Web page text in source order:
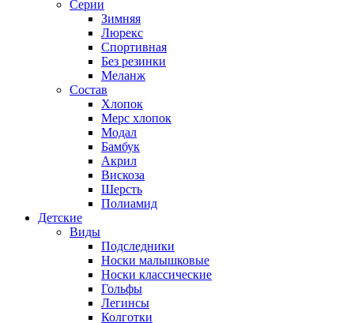
Серии
Зимняя
Люрекс
Спортивная
Без резинки
Меланж
Состав
Хлопок
Мерс хлопок
Модал
Бамбук
Акрил
Вискоза
Шерсть
Полиамид
Детские
Виды
Подследники
Носки малышковые
Носки классические
Гольфы
Легинсы
Колготки